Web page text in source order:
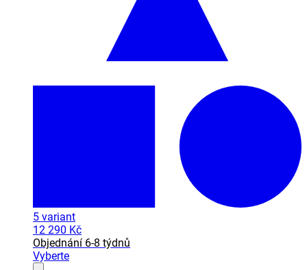
5 variant
12 290 Kč
Objednání 6-8 týdnů
Vyberte